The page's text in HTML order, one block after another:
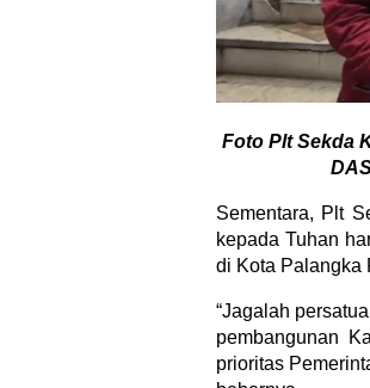
Foto Plt Sekda
Sementara, Plt
kepada Tuhan
di Kota Palangka
“Jagalah
pembangunan
prioritas